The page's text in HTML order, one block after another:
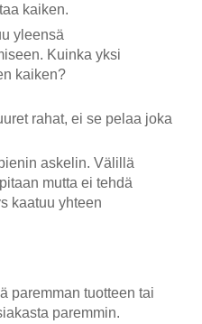
kaiken.
yleensä
Kuinka yksi
kaiken?
rahat, ei se pelaa joka
askelin. Välillä
mutta ei tehdä
kaatuu yhteen
paremman tuotteen tai
paremmin.